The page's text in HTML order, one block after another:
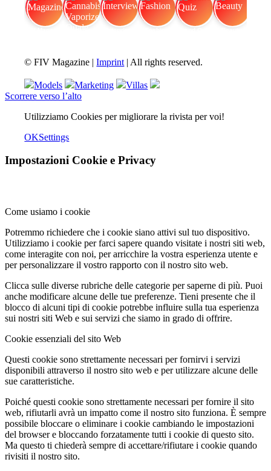
© FIV Magazine |Imprint | All rights reserved.
Models Marketing
Villas
Scorrere verso l’alto
Utilizziamo Cookies per migliorare la rivista per voi!
OKSettings
Impostazioni Cookie e Privacy
Come usiamo i cookie
Potremmo richiedere che i cookie siano attivi sul tuo dispositivo.
Utilizziamo i cookie per farci sapere quando visitate i nostri siti web,
come interagite con noi, per arricchire la vostra esperienza utente e
per personalizzare il vostro rapporto con il nostro sito web.
Clicca sulle diverse rubriche delle categorie per saperne di più. Puoi
anche modificare alcune delle tue preferenze. Tieni presente che il
blocco di alcuni tipi di cookie potrebbe influire sulla tua esperienza
sui nostri siti Web e sui servizi che siamo in grado di offrire.
Cookie essenziali del sito Web
Questi cookie sono strettamente necessari per fornirvi i servizi
disponibili attraverso il nostro sito web e per utilizzare alcune delle
sue caratteristiche.
Poiché questi cookie sono strettamente necessari per fornire il sito
web, rifiutarli avrà un impatto come il nostro sito funziona. È sempre
possibile bloccare o eliminare i cookie cambiando le impostazioni
del browser e bloccando forzatamente tutti i cookie di questo sito.
Ma questo ti chiederà sempre di accettare/rifiutare i cookie quando
rivisiti il nostro sito.